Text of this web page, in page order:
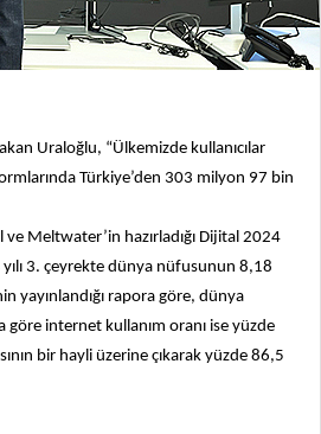
Uraloğlu, “Ülkemizde kullanıcılar
Türkiye’den 303 milyon 97 bin
Meltwater’in hazırladığı Dijital 2024
3. çeyrekte dünya nüfusunun 8,18
yayınlandığı rapora göre, dünya
göre internet kullanım oranı ise yüzde
bir hayli üzerine çıkarak yüzde 86,5